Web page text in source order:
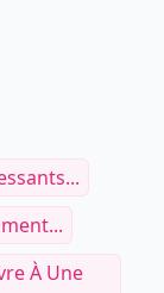
À Une